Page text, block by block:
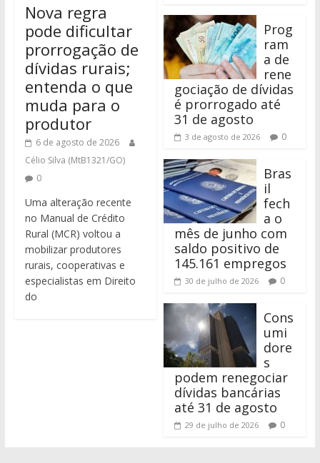
Nova regra
pode dificultar
prorrogação de
dívidas rurais;
entenda o que
muda para o
produtor
6 de agosto de 2026
Célio Silva (MtB1321/GO)
0
Uma alteração recente
no Manual de Crédito
Rural (MCR) voltou a
mobilizar produtores
rurais, cooperativas e
especialistas em Direito
do
Prog
ram
a de
rene
gociação de dívidas
é prorrogado até
31 de agosto
3 de agosto de 2026 0
Bras
il
fech
a o
mês de junho com
saldo positivo de
145.161 empregos
30 de julho de 2026 0
Cons
umi
dore
s
podem renegociar
dívidas bancárias
até 31 de agosto
29 de julho de 2026 0